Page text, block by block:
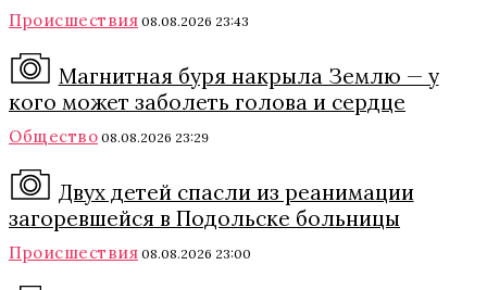
Происшествия 08.08.2026 23:43
Магнитная буря накрыла Землю — у
кого может заболеть голова и сердце
Общество 08.08.2026 23:29
Двух детей спасли из реанимации
загоревшейся в Подольске больницы
Происшествия 08.08.2026 23:00